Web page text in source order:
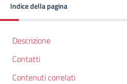
Indice della pagina
Descrizione
Contatti
Contenuti correlati